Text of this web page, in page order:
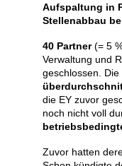
Aufspaltung in
Stellenabbau
40 Partner(= 5
Verwaltung und
geschlossen. Die
die EY zuvor
noch nicht voll
Zuvor hatten